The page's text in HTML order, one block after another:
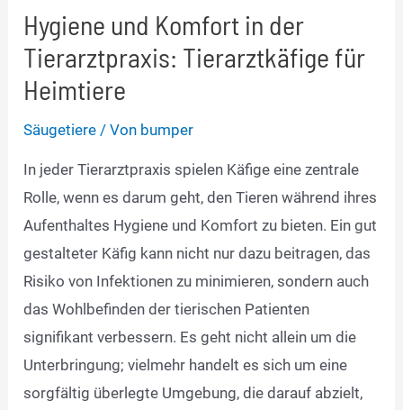
Hygiene und Komfort in der
Tierarztpraxis: Tierarztkäfige für
Heimtiere
Säugetiere / Von bumper
In jeder Tierarztpraxis spielen Käfige eine zentrale
Rolle, wenn es darum geht, den Tieren während ihres
Aufenthaltes Hygiene und Komfort zu bieten. Ein gut
gestalteter Käfig kann nicht nur dazu beitragen, das
Risiko von Infektionen zu minimieren, sondern auch
das Wohlbefinden der tierischen Patienten
signifikant verbessern. Es geht nicht allein um die
Unterbringung; vielmehr handelt es sich um eine
sorgfältig überlegte Umgebung, die darauf abzielt,